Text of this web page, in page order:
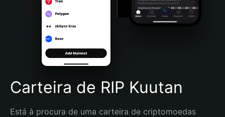
Português (Brasil)
Español (Argentina)
Carteira de RIP Kuutan
Está à procura de uma carteira de criptomoedas